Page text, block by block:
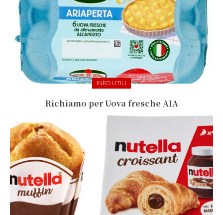
INFO UTILI
Richiamo per Uova fresche AIA